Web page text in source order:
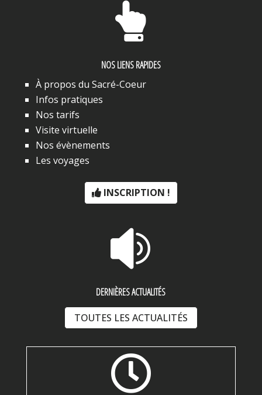

NOS LIENS RAPIDES
À propos du Sacré-Coeur
Infos pratiques
Nos tarifs
Visite virtuelle
Nos évènements
Les voyages
INSCRIPTION !

DERNIÈRES ACTUALITÉS
TOUTES LES ACTUALITÉS
